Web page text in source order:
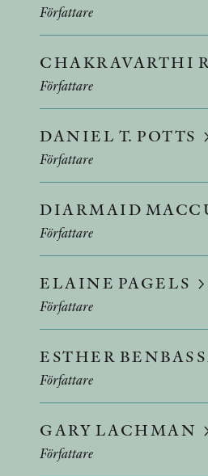
Författare
CHAKRAVARTHI
Författare
DANIEL T. POTTS
Författare
DIARMAID
Författare
ELAINE PAGELS
Författare
ESTHER
Författare
GARY LACHMAN
Författare